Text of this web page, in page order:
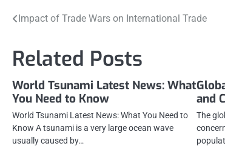
Post
Impact of Trade Wars on International Trade
Related Posts
World Tsunami Latest News: What
You Need to Know
World Tsunami Latest News: What You Need to
Know A tsunami is a very large ocean wave
usually caused by…
and
The